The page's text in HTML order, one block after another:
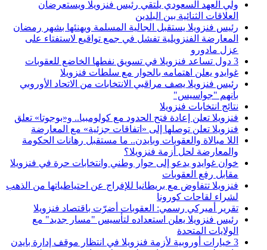
ولي العهد السعودي يلتقي رئيس فنزويلا ويستعرضان
العلاقات الثنائية بين البلدين
رئيس فنزويلا يستقبل الجالية المسلمة ويهنئها بشهر رمضان
المعارضة الفنزويلية تفشل في جمع تواقيع لاستفتاء على
عزل مادورو
3 دول تساعد فنزويلا في تسويق نفطها الخاضع للعقوبات
غوايدو يعلن اهتمامه بالحوار مع سلطات فنزويلا
رئيس فنزويلا يصف مراقبي الانتخابات من الاتحاد الأوروبي
بأنهم "جواسيس"
نتائج انتخابات فنزويلا
فنزويلا تعلن إعادة فتح الحدود مع كولومبيا.. و«بوجوتا» تعلق
فنزويلا تعلن توصلها إلى «اتفاقات جزئية» مع المعارضة
اللا مبالاة والعقوبات وبايدن.. ما مستقبل رهانات الحكومة
والمعارضة لحل أزمة فنزويلا؟
خوان غوايدو يدعو إلى حوار وطني وانتخابات حرة في فنزويلا
مقابل رفع العقوبات
فنزويلا تتفاوض مع بريطانيا للإفراج عن احتياطياتها من الذهب
لشراء لقاحات كورونا
تقرير أميركي رسمي: العقوبات أضرّت باقتصاد فنزويلا
رئيس فنزويلا يعلن استعداده لتأسيس "مسار جديد" مع
الولايات المتحدة
3 خيارات أوروبية لأزمة فنزويلا في انتظار موقف إدارة بايدن